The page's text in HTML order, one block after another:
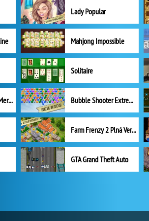
Lady Popular
Mahjong Impossible
Solitaire
Mergest Kingdom: Merge Puzzle Bubble Shooter Extreme
Farm Frenzy 2 Plná Verze
GTA Grand Theft Auto